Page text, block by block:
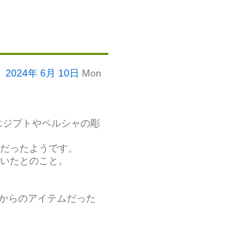
2024年 6月 10日 Mon
プトやペルシャの彫
ったようです。
たとのこと。
らのアイテムだった